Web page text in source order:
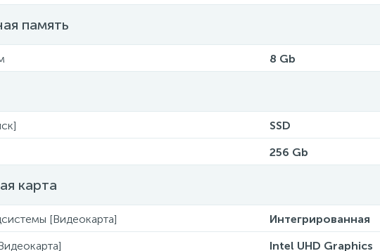
память
8 Gb
SSD
256 Gb
карта
[Видеокарта]
Интегрированная
Intel UHD Graphics